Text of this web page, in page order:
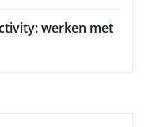
werken met